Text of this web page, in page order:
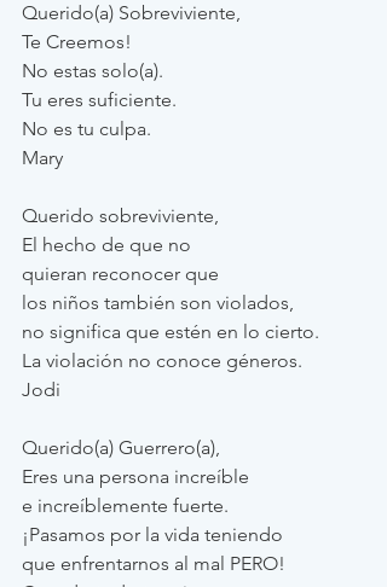
Querido(a) Sobreviviente,
Te Creemos!
No estas solo(a).
Tu eres suficiente.
No es tu culpa.
Mary
Querido sobreviviente,
El hecho de que no
quieran reconocer que
los niños también son violados,
no significa que estén en lo cierto.
La violación no conoce géneros.
Jodi
Querido(a) Guerrero(a),
Eres una persona increíble
e increíblemente fuerte.
¡Pasamos por la vida teniendo
que enfrentarnos al mal PERO!